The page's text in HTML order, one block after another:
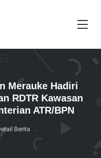
Merauke Hadiri
RDTR Kawasan
ATR/BPN
Berita